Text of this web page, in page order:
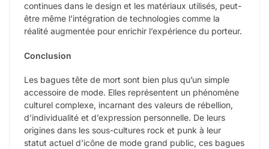
continues dans le design et les matériaux utilisés, peut-
être même l’intégration de technologies comme la
réalité augmentée pour enrichir l’expérience du porteur.
Conclusion
Les bagues tête de mort sont bien plus qu’un simple
accessoire de mode. Elles représentent un phénomène
culturel complexe, incarnant des valeurs de rébellion,
d’individualité et d’expression personnelle. De leurs
origines dans les sous-cultures rock et punk à leur
statut actuel d’icône de mode grand public, ces bagues